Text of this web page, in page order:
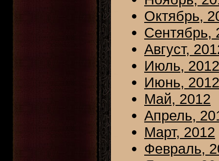
Октябрь,
Сентябрь,
Август,
Июль, 2012
Июнь, 2012
Май, 2012
Апрель,
Март, 2012
Февраль,